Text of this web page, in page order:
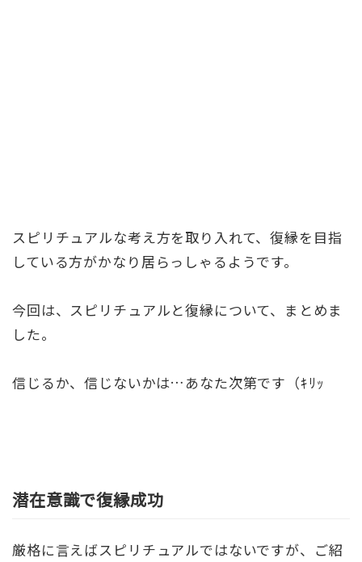
スピリチュアルな考え方を取り入れて、復縁を目指
している方がかなり居らっしゃるようです。
今回は、スピリチュアルと復縁について、まとめま
した。
信じるか、信じないかは…あなた次第です（ｷﾘｯ
潜在意識で復縁成功
厳格に言えばスピリチュアルではないですが、ご紹